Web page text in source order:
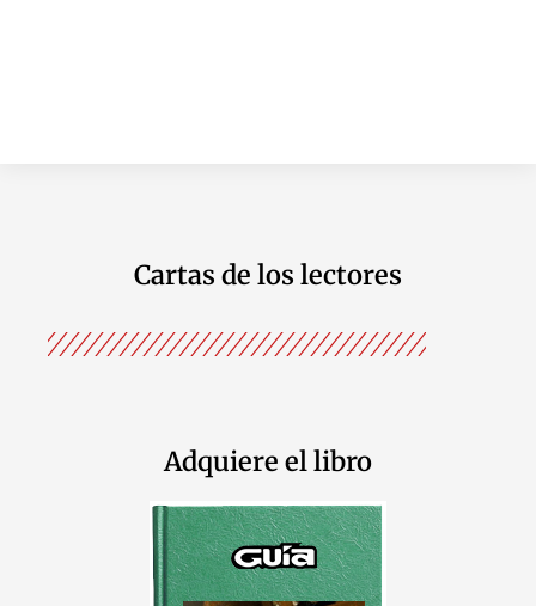
Cartas de los lectores
Adquiere el libro